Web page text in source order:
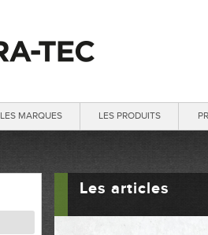
LES MARQUES LES PRODUITS
Les articles